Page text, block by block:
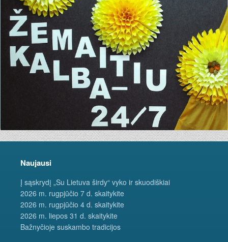
Naujausi
Į sąskrydį „Su Lietuva širdy“ vyko ir skuodiškiai
2026 m. rugpjūčio 7 d. skaitykite
2026 m. rugpjūčio 4 d. skaitykite
2026 m. liepos 31 d. skaitykite
Bažnyčioje suskambo tradicijos